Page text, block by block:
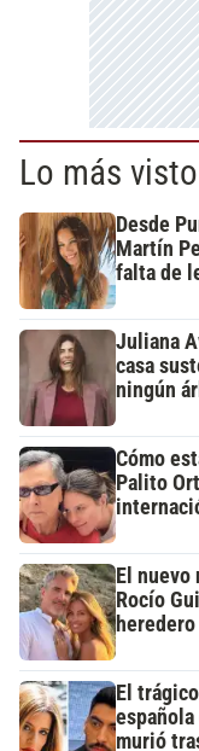
Lo más visto
Desde
Martín
falta de
Juliana
casa
ningún
Cómo
Palito
El nuevo
Rocío
El
murió